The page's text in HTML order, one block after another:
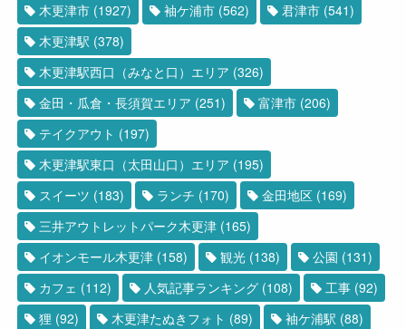
木更津市 (1927) 袖ケ浦市 (562) 君津市 (541)
木更津駅 (378)
木更津駅西口（みなと口）エリア (326)
金田・瓜倉・長須賀エリア (251) 富津市 (206)
テイクアウト (197)
木更津駅東口（太田山口）エリア (195)
スイーツ (183) ランチ (170) 金田地区 (169)
三井アウトレットパーク木更津 (165)
イオンモール木更津 (158) 観光 (138) 公園 (131)
カフェ (112) 人気記事ランキング (108) 工事 (92)
狸 (92) 木更津たぬきフォト (89) 袖ケ浦駅 (88)